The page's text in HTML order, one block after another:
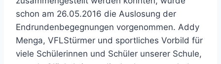
schon am 26.05.2016 die Auslosung der
Endrundenbegegnungen vorgenommen. Addy
Menga, VFLStürmer und sportliches Vorbild für
viele Schülerinnen und Schüler unserer Schule,